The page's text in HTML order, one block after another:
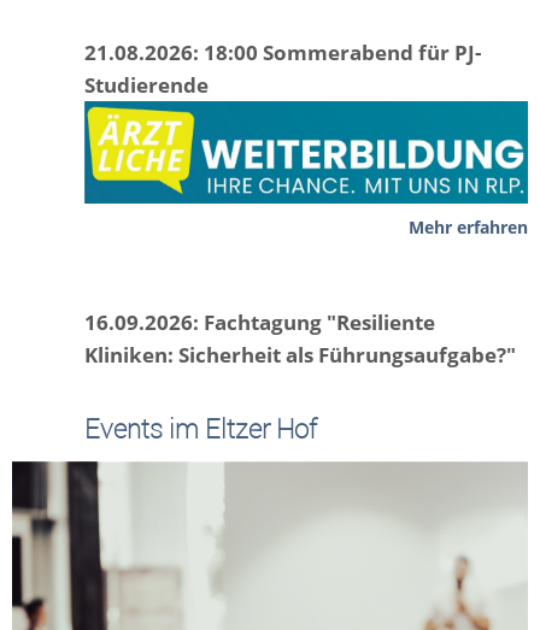
21.08.2026: 18:00 Sommerabend für PJ-
Studierende
Mehr erfahren
16.09.2026: Fachtagung "Resiliente
Kliniken: Sicherheit als Führungsaufgabe?"
Events im Eltzer Hof